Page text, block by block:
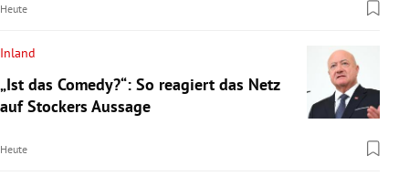
Heute
Inland
„Ist das Comedy?“: So reagiert das Netz
auf Stockers Aussage
Heute